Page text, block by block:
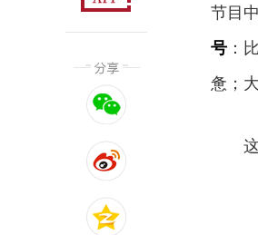
节目
号 ：
惫；